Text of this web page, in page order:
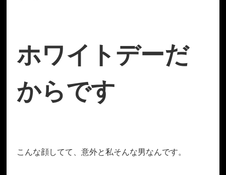
ホワイトデーだ
からです
こんな顔してて、意外と私そんな男なんです。